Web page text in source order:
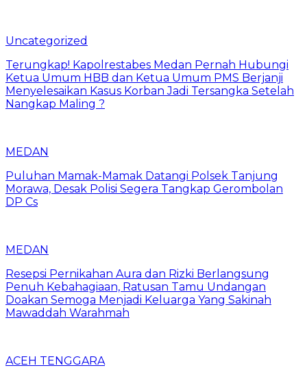
Uncategorized
Terungkap! Kapolrestabes Medan Pernah Hubungi
Ketua Umum HBB dan Ketua Umum PMS Berjanji
Menyelesaikan Kasus Korban Jadi Tersangka Setelah
Nangkap Maling ?
MEDAN
Puluhan Mamak-Mamak Datangi Polsek Tanjung
Morawa, Desak Polisi Segera Tangkap Gerombolan
DP Cs
MEDAN
Resepsi Pernikahan Aura dan Rizki Berlangsung
Penuh Kebahagiaan, Ratusan Tamu Undangan
Doakan Semoga Menjadi Keluarga Yang Sakinah
Mawaddah Warahmah
ACEH TENGGARA